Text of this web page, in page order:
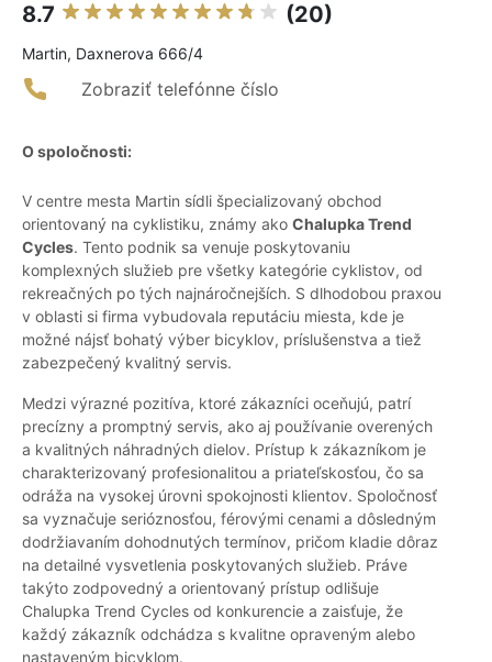
8.7 (20)
Martin, Daxnerova 666/4
Zobraziť telefónne číslo
O spoločnosti:
V centre mesta Martin sídli špecializovaný obchod
orientovaný na cyklistiku, známy ako Chalupka Trend
Cycles. Tento podnik sa venuje poskytovaniu
komplexných služieb pre všetky kategórie cyklistov, od
rekreačných po tých najnáročnejších. S dlhodobou praxou
v oblasti si firma vybudovala reputáciu miesta, kde je
možné nájsť bohatý výber bicyklov, príslušenstva a tiež
zabezpečený kvalitný servis.
Medzi výrazné pozitíva, ktoré zákazníci oceňujú, patrí
precízny a promptný servis, ako aj používanie overených
a kvalitných náhradných dielov. Prístup k zákazníkom je
charakterizovaný profesionalitou a priateľskosťou, čo sa
odráža na vysokej úrovni spokojnosti klientov. Spoločnosť
sa vyznačuje serióznosťou, férovými cenami a dôsledným
dodržiavaním dohodnutých termínov, pričom kladie dôraz
na detailné vysvetlenia poskytovaných služieb. Práve
takýto zodpovedný a orientovaný prístup odlišuje
Chalupka Trend Cycles od konkurencie a zaisťuje, že
každý zákazník odchádza s kvalitne opraveným alebo
nastaveným bicyklom.